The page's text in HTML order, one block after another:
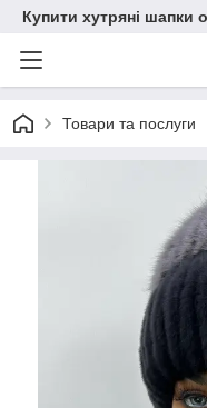
Купити хутряні шапки
Товари та послуги